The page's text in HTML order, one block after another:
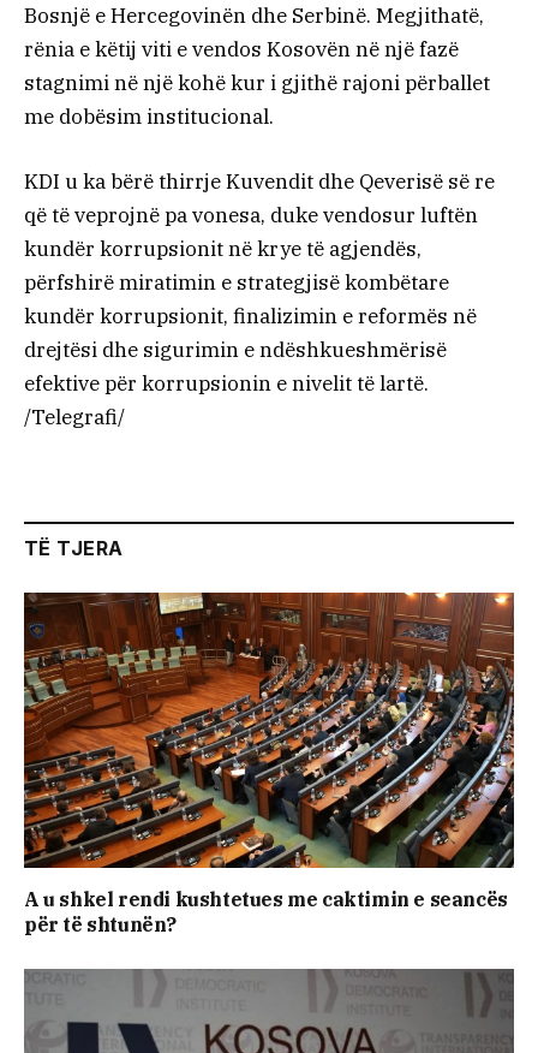
Bosnjë e Hercegovinën dhe Serbinë. Megjithatë,
rënia e këtij viti e vendos Kosovën në një fazë
stagnimi në një kohë kur i gjithë rajoni përballet
me dobësim institucional.
KDI u ka bërë thirrje Kuvendit dhe Qeverisë së re
që të veprojnë pa vonesa, duke vendosur luftën
kundër korrupsionit në krye të agjendës,
përfshirë miratimin e strategjisë kombëtare
kundër korrupsionit, finalizimin e reformës në
drejtësi dhe sigurimin e ndëshkueshmërisë
efektive për korrupsionin e nivelit të lartë.
/Telegrafi/
TË TJERA
A u shkel rendi kushtetues me caktimin e seancës
për të shtunën?